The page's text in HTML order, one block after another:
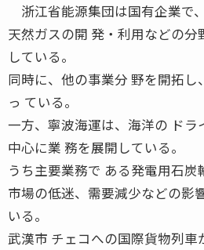
浙江省能源集団は国有企業で
天然ガスの開 発・利用などの分
している。
同時に、他の事業分 野を開拓
っ ている。
一方、寧波海運は、海洋の ドラ
中心に業 務を展開している。
うち主要業務で ある発電用石
市場の低迷、需要減少などの影
いる。
武漢市 チェコへの国際貨物列